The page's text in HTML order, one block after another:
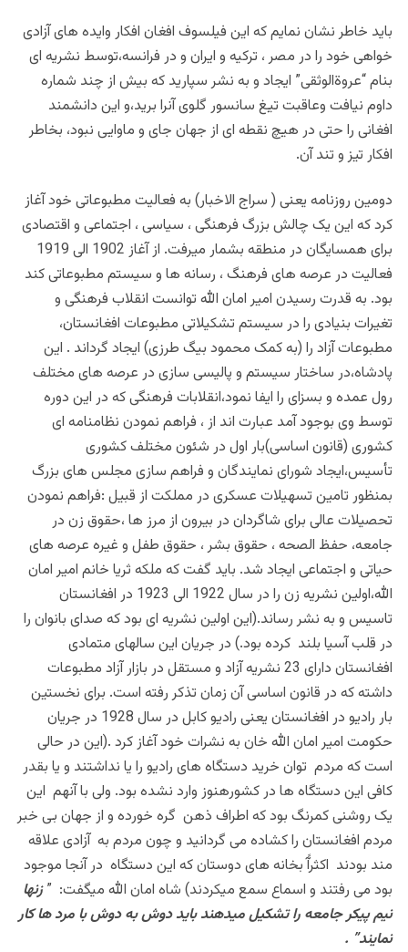
باید خاطر نشان نمایم که این فیلسوف افغان افکار وایده های آزادی
خواهی خود را در مصر ، ترکیه و ایران و در فرانسه،توسط نشریه ای
بنام “عروةالوثقی” ایجاد و به نشر سپارید که بیش از چند شماره
داوم نیافت وعاقبت تیغ سانسور گلوی آنرا برید،و این دانشمند
افغانی را حتی در هیچ نقطه ای از جهان جای و ماوایی نبود، بخاطر
افکار تیز و تند آن.
دومین روزنامه یعنی ( سراج الاخبار) به فعالیت مطبوعاتی خود آغاز
کرد که این یک چالش بزرگ فرهنگی ، سیاسی ، اجتماعی و اقتصادی
برای همسایگان در منطقه بشمار میرفت. از آغاز 1902 الی 1919
فعالیت در عرصه های فرهنگ ، رسانه ها و سیستم مطبوعاتی کند
بود. به قدرت رسیدن امیر امان الله توانست انقلاب فرهنگی و
تغیرات بنیادی را در سیستم تشکیلاتی مطبوعات افغانستان،
مطبوعات آزاد را (به کمک محمود بیگ طرزی) ایجاد گرداند . این
پادشاه،در ساختار سیستم و پالیسی سازی در عرصه های مختلف
رول عمده و بسزای را ایفا نمود،انقلابات فرهنگی که در این دوره
توسط وی بوجود آمد عبارت اند از ، فراهم نمودن نظامنامه ای
کشوری (قانون اساسی)بار اول در شئون مختلف کشوری
تأسیس،ایجاد شورای نمایندگان و فراهم سازی مجلس های بزرگ
بمنظور تامین تسهیلات عسکری در مملکت از قبیل :فراهم نمودن
تحصیلات عالی برای شاگردان در بیرون از مرز ها ،حقوق زن در
جامعه، حفظ الصحه ، حقوق بشر ، حقوق طفل و غیره عرصه های
حیاتی و اجتماعی ایجاد شد. باید گفت که ملکه ثریا خانم امیر امان
الله،اولین نشریه زن را در سال 1922 الی 1923 در افغانستان
تاسیس و به نشر رساند.(این اولین نشریه ای بود که صدای بانوان را
در قلب آسیا بلند کرده بود.) در جریان این سالهای متمادی
افغانستان دارای 23 نشریه آزاد و مستقل در بازار آزاد مطبوعات
داشته که در قانون اساسی آن زمان تذکر رفته است. برای نخستین
بار رادیو در افغانستان یعنی رادیو کابل در سال 1928 در جریان
حکومت امیر امان الله خان به نشرات خود آغاز کرد .(این در حالی
است که مردم توان خرید دستگاه های رادیو را یا نداشتند و یا بقدر
کافی این دستگاه ها در کشورهنوز وارد نشده بود. ولی با آنهم این
یک روشنی کمرنگ بود که اطراف ذهن گره خورده و از جهان بی خبر
مردم افغانستان را کشاده می گردانید و چون مردم به آزادی علاقه
مند بودند اکثرآً بخانه های دوستان که این دستگاه در آنجا موجود
بود می رفتند و اسماع سمع میکردند) شاه امان الله میگفت: ”زنها
نیم پیکر جامعه را تشکیل میدهند باید دوش به دوش با مرد ها کار
نمایند” .